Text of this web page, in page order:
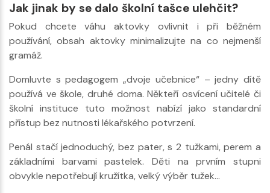
Jak jinak by se dalo školní tašce ulehčit?
Pokud chcete váhu aktovky ovlivnit i při běžném
používání, obsah aktovky minimalizujte na co nejmenší
gramáž.
Domluvte s pedagogem „dvoje učebnice“ – jedny dítě
používá ve škole, druhé doma. Někteří osvícení učitelé či
školní instituce tuto možnost nabízí jako standardní
přístup bez nutnosti lékařského potvrzení.
Penál stačí jednoduchý, bez pater, s 2 tužkami, perem a
základními barvami pastelek. Děti na prvním stupni
obvykle nepotřebují kružítka, velký výběr tužek…